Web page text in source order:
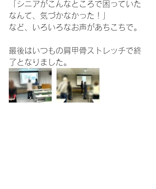
「シニアがこんなところで困っていた
なんて、気づかなかった！」
など、いろいろなお声があちこちで。
最後はいつもの肩甲骨ストレッチで終
了となりました。